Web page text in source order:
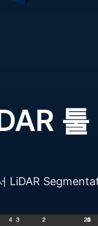
툴
LiDAR